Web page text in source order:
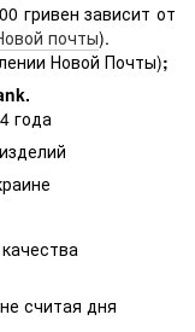
гривен зависит от
почты).
Новой Почты);
.
года
считая дня